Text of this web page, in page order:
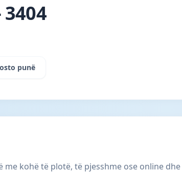
punë
kohë të plotë, të pjesshme ose online dhe